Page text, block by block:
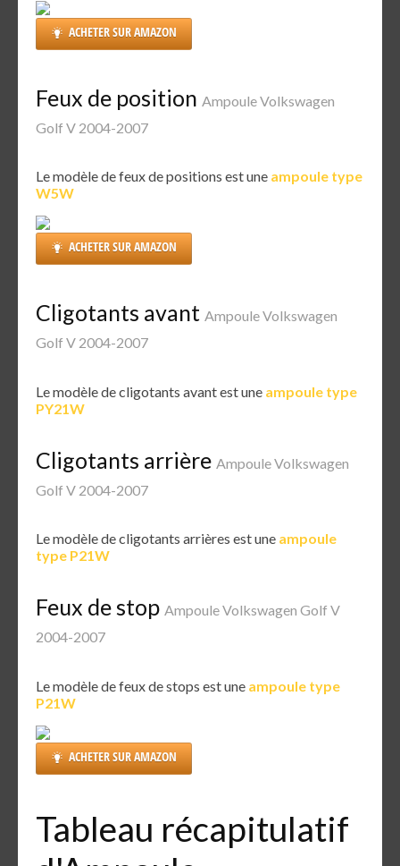
ACHETER SUR AMAZON
Feux de position Ampoule Volkswagen
Golf V 2004-2007
Le modèle de feux de positions est une ampoule type
W5W
ACHETER SUR AMAZON
Cligotants avant Ampoule Volkswagen
Golf V 2004-2007
Le modèle de cligotants avant est une ampoule type
PY21W
Cligotants arrière Ampoule Volkswagen
Golf V 2004-2007
Le modèle de cligotants arrières est une ampoule
type P21W
Feux de stop Ampoule Volkswagen Golf V
2004-2007
Le modèle de feux de stops est une ampoule type
P21W
ACHETER SUR AMAZON
Tableau récapitulatif